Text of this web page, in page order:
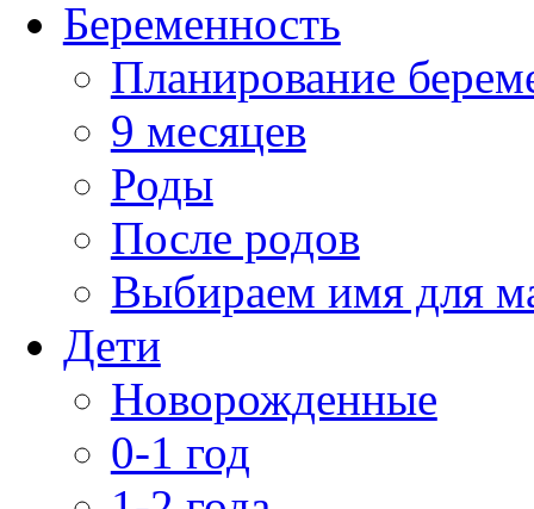
Беременность
Планирование
9 месяцев
Роды
После родов
Выбираем имя для
Дети
Новорожденные
0-1 год